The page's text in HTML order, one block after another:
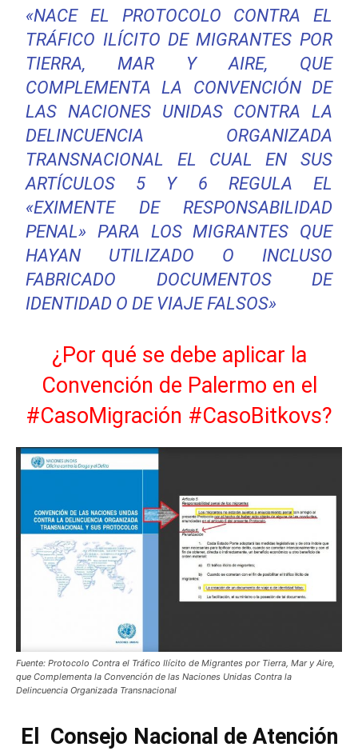
«NACE EL PROTOCOLO CONTRA EL
TRÁFICO ILÍCITO DE MIGRANTES POR
TIERRA, MAR Y AIRE, QUE
COMPLEMENTA LA CONVENCIÓN DE
LAS NACIONES UNIDAS CONTRA LA
DELINCUENCIA ORGANIZADA
TRANSNACIONAL EL CUAL EN SUS
ARTÍCULOS 5 Y 6 REGULA EL
«EXIMENTE DE RESPONSABILIDAD
PENAL» PARA LOS MIGRANTES QUE
HAYAN UTILIZADO O INCLUSO
FABRICADO DOCUMENTOS DE
IDENTIDAD O DE VIAJE FALSOS»
¿Por qué se debe aplicar la
Convención de Palermo en el
#CasoMigración #CasoBitkovs?
Fuente: Protocolo Contra el Tráfico Ilícito de Migrantes por Tierra, Mar y Aire,
que Complementa la Convención de las Naciones Unidas Contra la
Delincuencia Organizada Transnacional
El Consejo Nacional de Atención